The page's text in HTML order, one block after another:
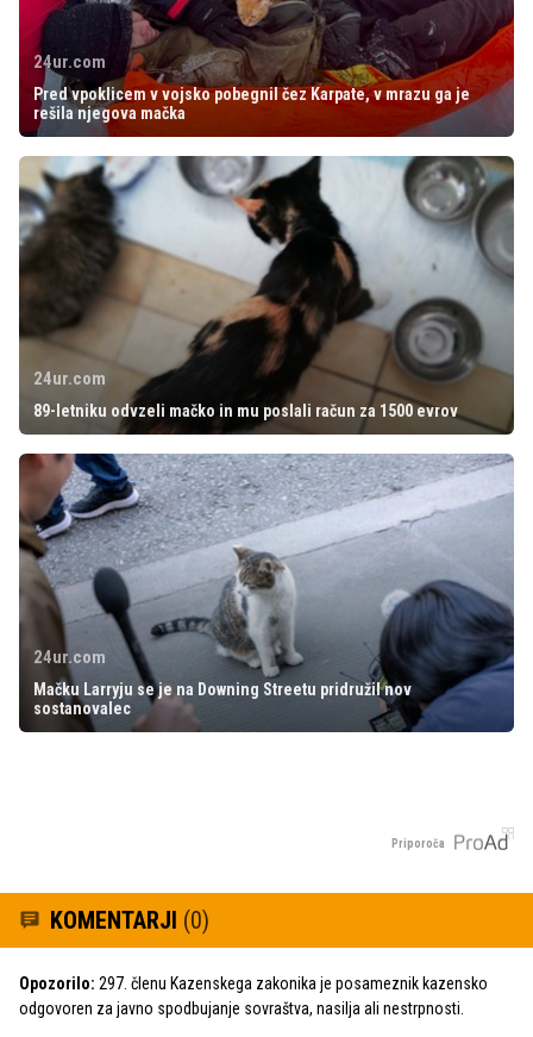
24ur.com
Pred vpoklicem v vojsko pobegnil čez Karpate, v mrazu ga je
rešila njegova mačka
24ur.com
89-letniku odvzeli mačko in mu poslali račun za 1500 evrov
24ur.com
Mačku Larryju se je na Downing Streetu pridružil nov
sostanovalec
Priporoča
KOMENTARJI (0)
Opozorilo: 297. členu Kazenskega zakonika je posameznik kazensko
odgovoren za javno spodbujanje sovraštva, nasilja ali nestrpnosti.